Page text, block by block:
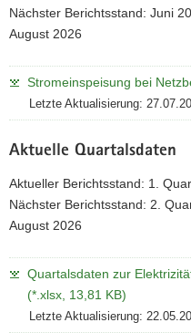
Nächster Berichtsstand: Juni
August 2026
Stromeinspeisung bei
Letzte Aktualisierung:
Aktuelle Quartalsdaten
Aktueller Berichtsstand: 1.
Nächster Berichtsstand: 2.
August 2026
Quartalsdaten zur
(*.xlsx, 13,81 KB)
Letzte Aktualisierung: